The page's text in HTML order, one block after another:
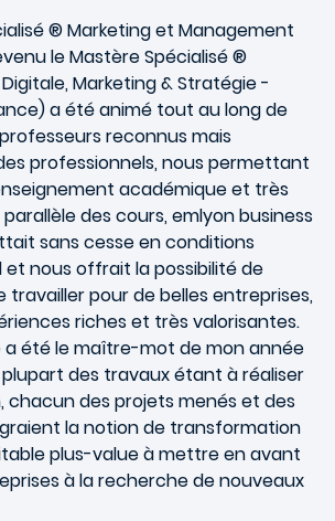
® Marketing et Management
le Mastère Spécialisé ®
Marketing & Stratégie -
a été animé tout au long de
reconnus mais
professionnels, nous permettant
académique et très
des cours, emlyon business
sans cesse en conditions
et nous offrait la possibilité de
pour de belles entreprises,
riches et très valorisantes.
a été le maître-mot de mon année
des travaux étant à réaliser
chacun des projets menés et des
la notion de transformation
plus-value à mettre en avant
à la recherche de nouveaux